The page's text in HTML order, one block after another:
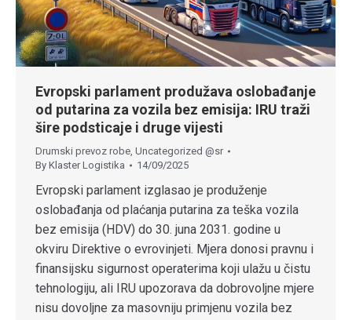
Evropski parlament produžava oslobađanje
od putarina za vozila bez emisija: IRU traži
šire podsticaje i druge vijesti
Drumski prevoz robe, Uncategorized @sr
By Klaster Logistika 14/09/2025
Evropski parlament izglasao je produženje
oslobađanja od plaćanja putarina za teška vozila
bez emisija (HDV) do 30. juna 2031. godine u
okviru Direktive o evrovinjeti. Mjera donosi pravnu i
finansijsku sigurnost operaterima koji ulažu u čistu
tehnologiju, ali IRU upozorava da dobrovoljne mjere
nisu dovoljne za masovniju primjenu vozila bez